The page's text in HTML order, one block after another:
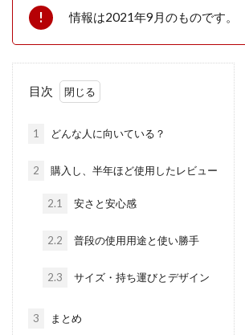
情報は2021年9月のものです。
目次
1 どんな人に向いている？
2 購入し、半年ほど使用したレビュー
2.1 安さと安心感
2.2 普段の使用用途と使い勝手
2.3 サイズ・持ち運びとデザイン
3 まとめ